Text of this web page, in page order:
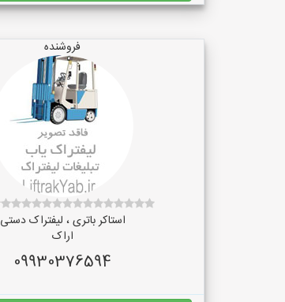
فروشنده
استاکر باتری ، لیفتراک دستی
اراک
09930376594